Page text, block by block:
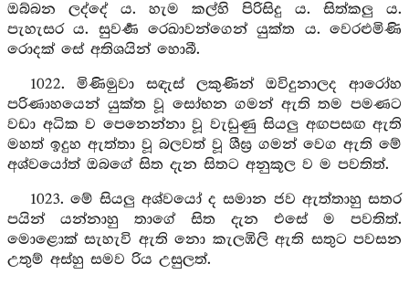
ඔබ්බන ලද්දේ ය. හැම කල්හි පිරිසිදු ය. සිත්කලු ය.
පැහැසර ය. සුවර්‍ණ රෙඛාවන්ගෙන් යුක්ත ය. වෙරළුමිණි
රොදක් සේ අතිශයින් හොබී.
1022. මිණිමුවා සඳැස් ලකුණින් ඔවිදුනාලද ආරෝහ
පරිණාහයෙන් යුක්ත වූ සෝභන ගමන් ඇති තම පමණට
වඩා අධික ව පෙනෙන්නා වූ වැඩුණු සියලු අඟපසඟ ඇති
මහත් ඉදුහ ඇත්තා වූ බලවත් වූ ශීඝ්‍ර ගමන් වෙග ඇති මේ
අශ්වයෝත් ඔබගේ සිත දැන සිතට අනුකූල ව ම පවතිත්.
1023. මේ සියලු අශ්වයෝ ද සමාන ජව ඇත්තාහු සතර
පයින් යන්නාහු තාගේ සිත දැන එසේ ම පවතිත්.
මොළොක් සැහැවි ඇති නො කැලඹිලි ඇති සතුට පවසන
උතුම් අස්හු සමව රිය උසුලත්.